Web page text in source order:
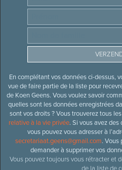
En complétant vos données ci-dessus,
vue de faire partie de la liste pour
de Koen Geens. Vous voulez savoir
quelles sont les données enregistrées
sont vos droits ? Vous trouverez tous
relative à la vie privée. Si vous avez des
vous pouvez vous adresser à
secretariaat.geens@gmail.com. Vous
demander à supprimer vos
Vous pouvez toujours vous rétracter et